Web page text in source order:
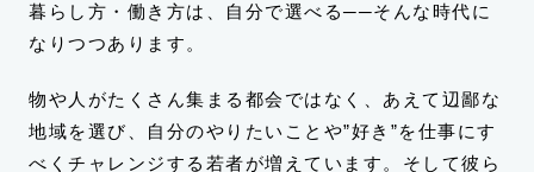
暮らし方・働き方は、自分で選べる──そんな時代に
なりつつあります。
物や人がたくさん集まる都会ではなく、あえて辺鄙な
地域を選び、自分のやりたいことや”好き”を仕事にす
べくチャレンジする若者が増えています。そして彼ら